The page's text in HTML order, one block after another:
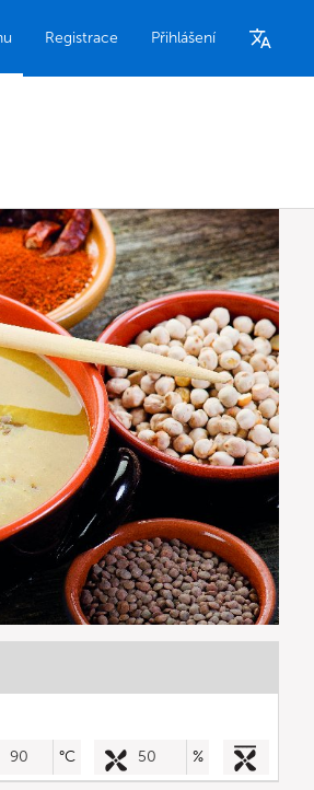
Registrace Přihlášení
90 °C 50 %